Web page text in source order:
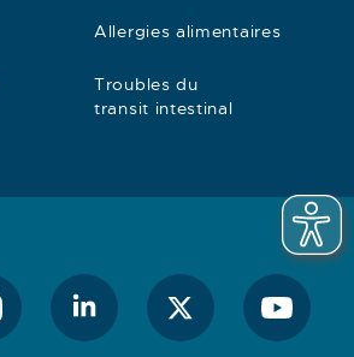
Allergies alimentaires
Troubles du
transit intestinal